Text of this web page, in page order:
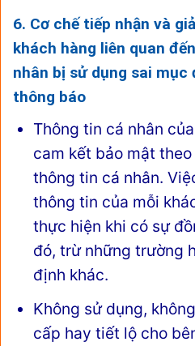
6. Cơ chế tiếp nhận và
khách hàng liên quan
nhân bị sử dụng sai mục
thông báo
Thông tin cá nhân
cam kết bảo mật
thông tin cá nhân.
thông tin của mỗi
thực hiện khi có sự
đó, trừ những trường
định khác.
Không sử dụng,
cấp hay tiết lộ cho